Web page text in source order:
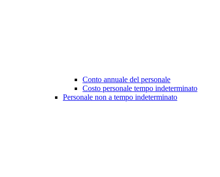
Conto annuale del personale
Costo personale tempo indeterminato
Personale non a tempo indeterminato